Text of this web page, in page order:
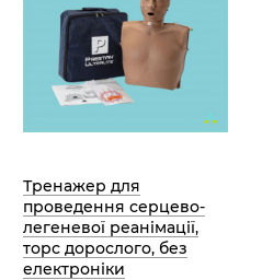
Тренажер для
проведення серцево-
легеневої реанімації,
торс дорослого, без
електроніки